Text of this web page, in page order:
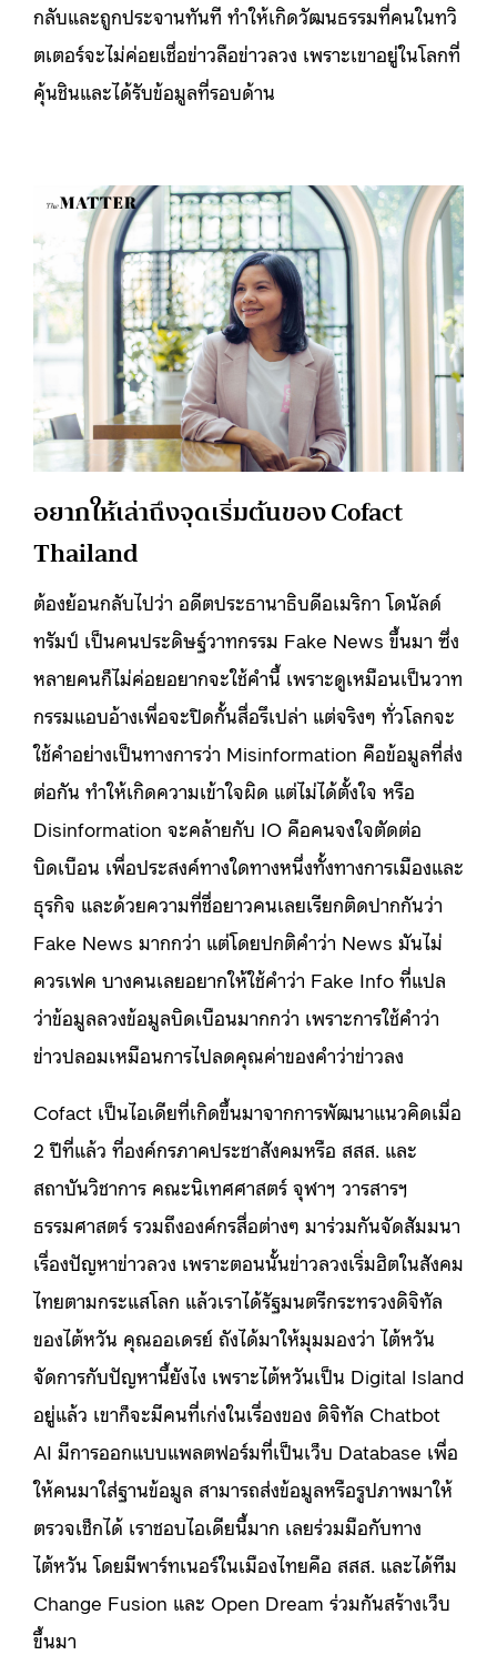
กลับและถูกประจานทันที ทำให้เกิดวัฒนธรรมที่คนในทวิ
ตเตอร์จะไม่ค่อยเชื่อข่าวลือข่าวลวง เพราะเขาอยู่ในโลกที่
คุ้นชินและได้รับข้อมูลที่รอบด้าน
อยากให้เล่าถึงจุดเริ่มต้นของ Cofact
Thailand
ต้องย้อนกลับไปว่า อดีตประธานาธิบดีอเมริกา โดนัลด์
ทรัมป์ เป็นคนประดิษฐ์วาทกรรม Fake News ขึ้นมา ซึ่ง
หลายคนก็ไม่ค่อยอยากจะใช้คำนี้ เพราะดูเหมือนเป็นวาท
กรรมแอบอ้างเพื่อจะปิดกั้นสื่อรึเปล่า แต่จริงๆ ทั่วโลกจะ
ใช้คำอย่างเป็นทางการว่า Misinformation คือข้อมูลที่ส่ง
ต่อกัน ทำให้เกิดความเข้าใจผิด แต่ไม่ได้ตั้งใจ หรือ
Disinformation จะคล้ายกับ IO คือคนจงใจตัดต่อ
บิดเบือน เพื่อประสงค์ทางใดทางหนึ่งทั้งทางการเมืองและ
ธุรกิจ และด้วยความที่ชื่อยาวคนเลยเรียกติดปากกันว่า
Fake News มากกว่า แต่โดยปกติคำว่า News มันไม่
ควรเฟค บางคนเลยอยากให้ใช้คำว่า Fake Info ที่แปล
ว่าข้อมูลลวงข้อมูลบิดเบือนมากกว่า เพราะการใช้คำว่า
ข่าวปลอมเหมือนการไปลดคุณค่าของคำว่าข่าวลง
Cofact เป็นไอเดียที่เกิดขึ้นมาจากการพัฒนาแนวคิดเมื่อ
2 ปีที่แล้ว ที่องค์กรภาคประชาสังคมหรือ สสส. และ
สถาบันวิชาการ คณะนิเทศศาสตร์ จุฬาฯ วารสารฯ
ธรรมศาสตร์ รวมถึงองค์กรสื่อต่างๆ มาร่วมกันจัดสัมมนา
เรื่องปัญหาข่าวลวง เพราะตอนนั้นข่าวลวงเริ่มฮิตในสังคม
ไทยตามกระแสโลก แล้วเราได้รัฐมนตรีกระทรวงดิจิทัล
ของไต้หวัน คุณออเดรย์ ถังได้มาให้มุมมองว่า ไต้หวัน
จัดการกับปัญหานี้ยังไง เพราะไต้หวันเป็น Digital Island
อยู่แล้ว เขาก็จะมีคนที่เก่งในเรื่องของ ดิจิทัล Chatbot
AI มีการออกแบบแพลตฟอร์มที่เป็นเว็บ Database เพื่อ
ให้คนมาใส่ฐานข้อมูล สามารถส่งข้อมูลหรือรูปภาพมาให้
ตรวจเช็กได้ เราชอบไอเดียนี้มาก เลยร่วมมือกับทาง
ไต้หวัน โดยมีพาร์ทเนอร์ในเมืองไทยคือ สสส. และได้ทีม
Change Fusion และ Open Dream ร่วมกันสร้างเว็บ
ขึ้นมา